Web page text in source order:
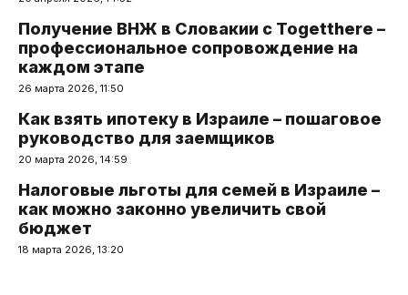
Получение ВНЖ в Словакии с Togetthere –
профессиональное сопровождение на
каждом этапе
26 марта 2026, 11:50
Как взять ипотеку в Израиле – пошаговое
руководство для заемщиков
20 марта 2026, 14:59
Налоговые льготы для семей в Израиле –
как можно законно увеличить свой
бюджет
18 марта 2026, 13:20